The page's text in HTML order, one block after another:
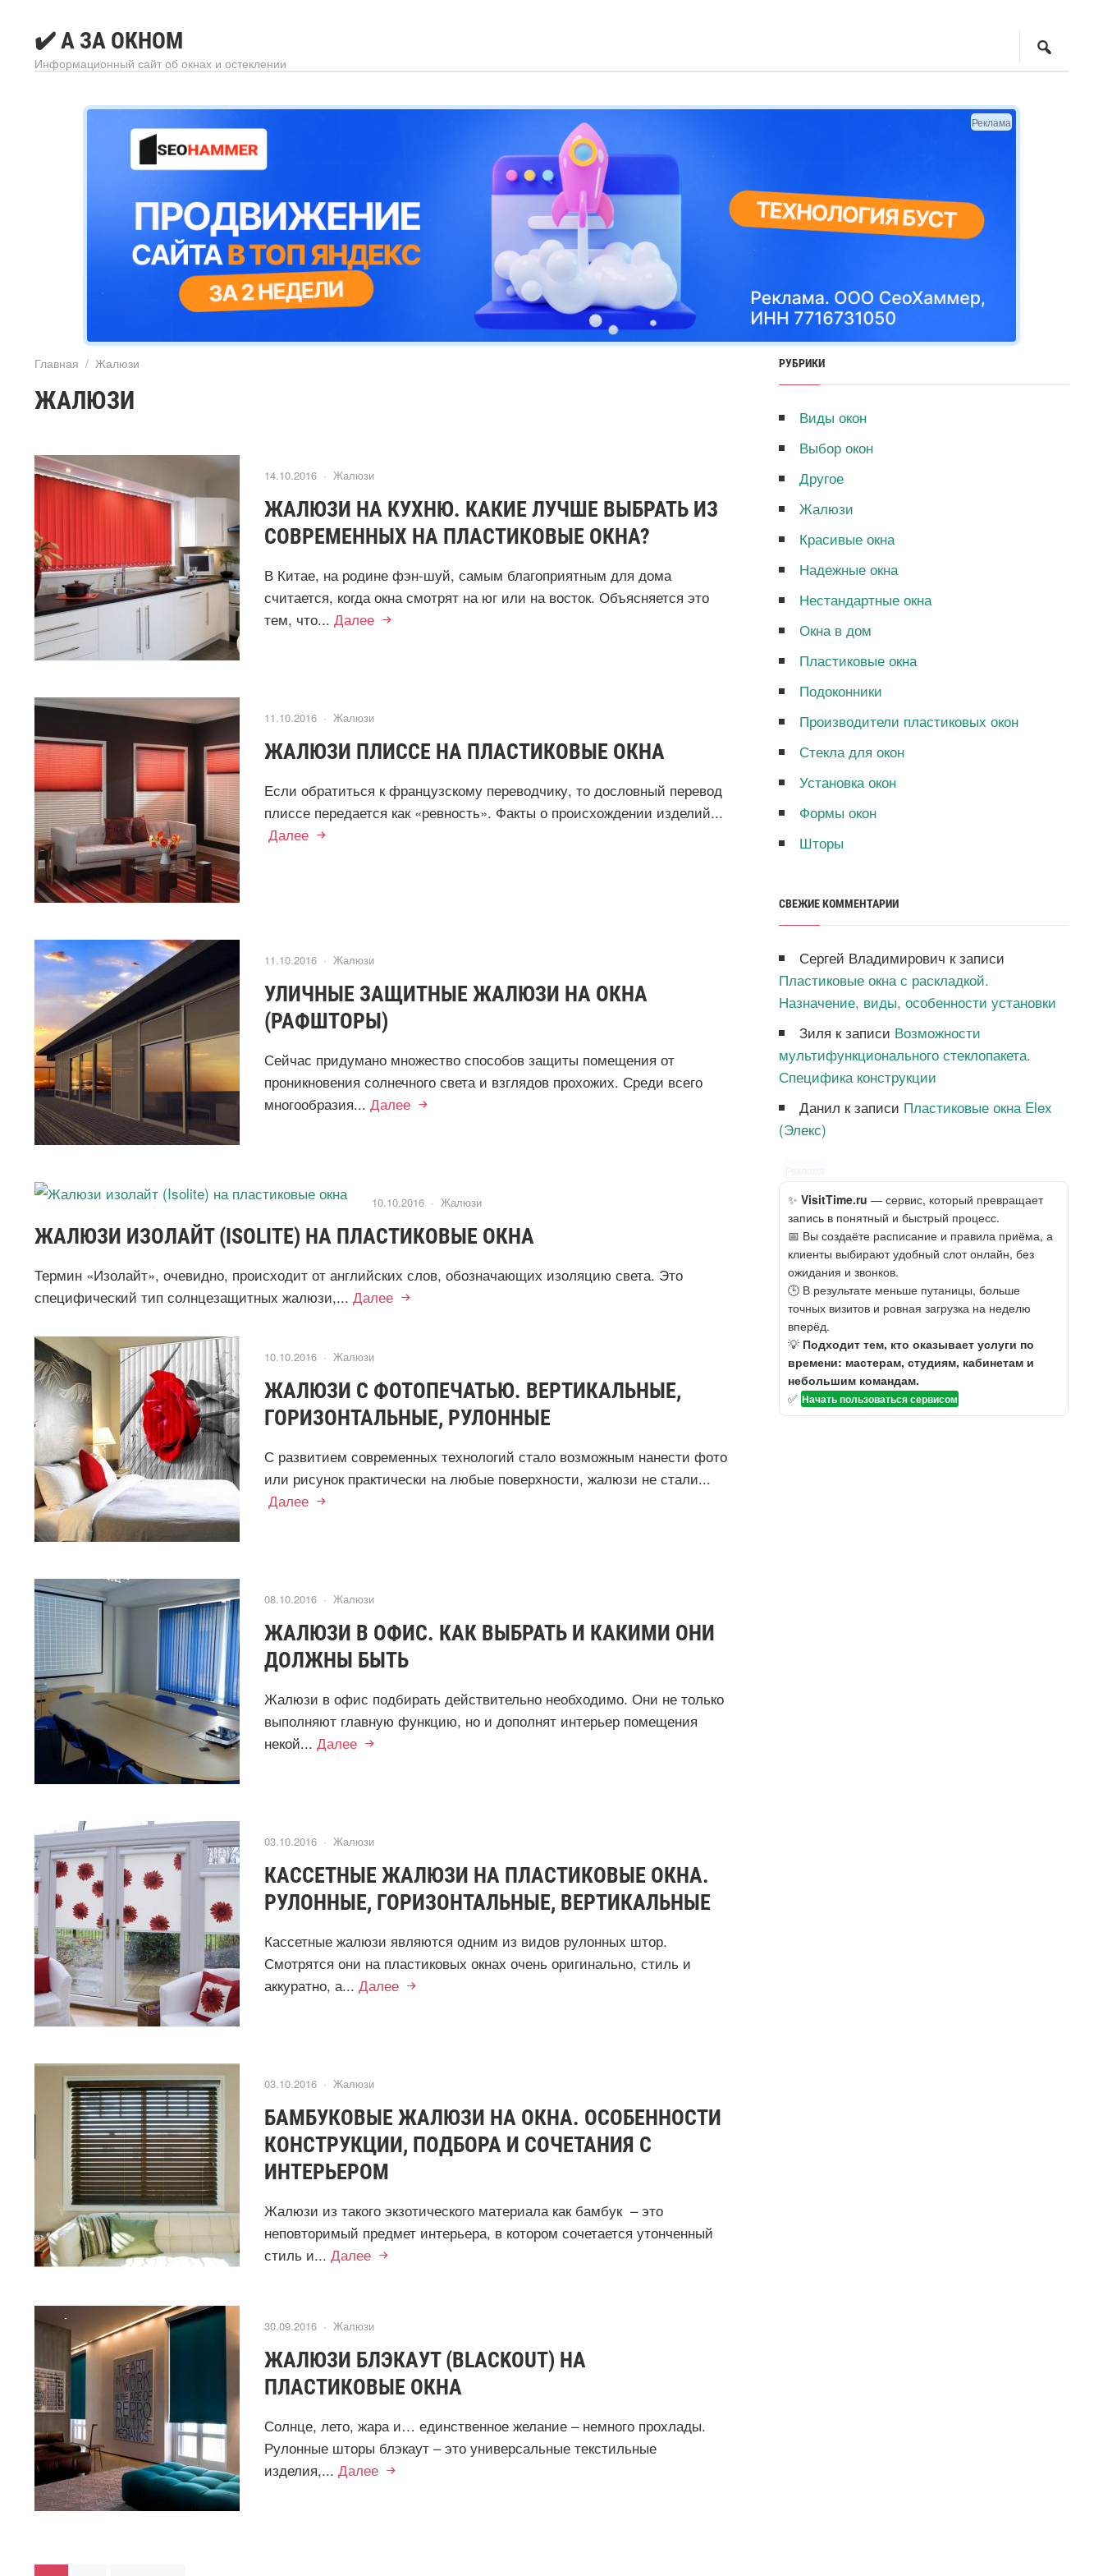
✔️ А ЗА ОКНОМ
Информационный сайт об окнах и остеклении
Реклама
Главная / Жалюзи
ЖАЛЮЗИ
14.10.2016 · Жалюзи
ЖАЛЮЗИ НА КУХНЮ. КАКИЕ ЛУЧШЕ ВЫБРАТЬ ИЗ
СОВРЕМЕННЫХ НА ПЛАСТИКОВЫЕ ОКНА?
В Китае, на родине фэн-шуй, самым благоприятным для дома
считается, когда окна смотрят на юг или на восток. Объясняется это
тем, что... Далее
11.10.2016 · Жалюзи
ЖАЛЮЗИ ПЛИССЕ НА ПЛАСТИКОВЫЕ ОКНА
Если обратиться к французскому переводчику, то дословный перевод
плиссе передается как «ревность». Факты о происхождении изделий...
Далее
11.10.2016 · Жалюзи
УЛИЧНЫЕ ЗАЩИТНЫЕ ЖАЛЮЗИ НА ОКНА
(РАФШТОРЫ)
Сейчас придумано множество способов защиты помещения от
проникновения солнечного света и взглядов прохожих. Среди всего
многообразия... Далее
10.10.2016 · Жалюзи
ЖАЛЮЗИ ИЗОЛАЙТ (ISOLITE) НА ПЛАСТИКОВЫЕ ОКНА
Термин «Изолайт», очевидно, происходит от английских слов, обозначающих изоляцию света. Это
специфический тип солнцезащитных жалюзи,... Далее
10.10.2016 · Жалюзи
ЖАЛЮЗИ С ФОТОПЕЧАТЬЮ. ВЕРТИКАЛЬНЫЕ,
ГОРИЗОНТАЛЬНЫЕ, РУЛОННЫЕ
С развитием современных технологий стало возможным нанести фото
или рисунок практически на любые поверхности, жалюзи не стали...
Далее
08.10.2016 · Жалюзи
ЖАЛЮЗИ В ОФИС. КАК ВЫБРАТЬ И КАКИМИ ОНИ
ДОЛЖНЫ БЫТЬ
Жалюзи в офис подбирать действительно необходимо. Они не только
выполняют главную функцию, но и дополнят интерьер помещения
некой... Далее
03.10.2016 · Жалюзи
КАССЕТНЫЕ ЖАЛЮЗИ НА ПЛАСТИКОВЫЕ ОКНА.
РУЛОННЫЕ, ГОРИЗОНТАЛЬНЫЕ, ВЕРТИКАЛЬНЫЕ
Кассетные жалюзи являются одним из видов рулонных штор.
Смотрятся они на пластиковых окнах очень оригинально, стиль и
аккуратно, а... Далее
03.10.2016 · Жалюзи
БАМБУКОВЫЕ ЖАЛЮЗИ НА ОКНА. ОСОБЕННОСТИ
КОНСТРУКЦИИ, ПОДБОРА И СОЧЕТАНИЯ С
ИНТЕРЬЕРОМ
Жалюзи из такого экзотического материала как бамбук – это
неповторимый предмет интерьера, в котором сочетается утонченный
стиль и... Далее
30.09.2016 · Жалюзи
ЖАЛЮЗИ БЛЭКАУТ (BLACKOUT) НА
ПЛАСТИКОВЫЕ ОКНА
Солнце, лето, жара и… единственное желание – немного прохлады.
Рулонные шторы блэкаут – это универсальные текстильные
изделия,... Далее
РУБРИКИ
Виды окон
Выбор окон
Другое
Жалюзи
Красивые окна
Надежные окна
Нестандартные окна
Окна в дом
Пластиковые окна
Подоконники
Производители пластиковых окон
Стекла для окон
Установка окон
Формы окон
Шторы
СВЕЖИЕ КОММЕНТАРИИ
Сергей Владимирович к записи
Пластиковые окна с раскладкой.
Назначение, виды, особенности установки
Зиля к записи Возможности
мультифункционального стеклопакета.
Специфика конструкции
Данил к записи Пластиковые окна Elex
(Элекс)
✨VisitTime.ru — сервис, который превращает
запись в понятный и быстрый процесс.
📅 Вы создаёте расписание и правила приёма, а
клиенты выбирают удобный слот онлайн, без
ожидания и звонков.
🕒 В результате меньше путаницы, больше
точных визитов и ровная загрузка на неделю
вперёд.
💡 Подходит тем, кто оказывает услуги по
времени: мастерам, студиям, кабинетам и
небольшим командам.
✅ Начать пользоваться сервисом